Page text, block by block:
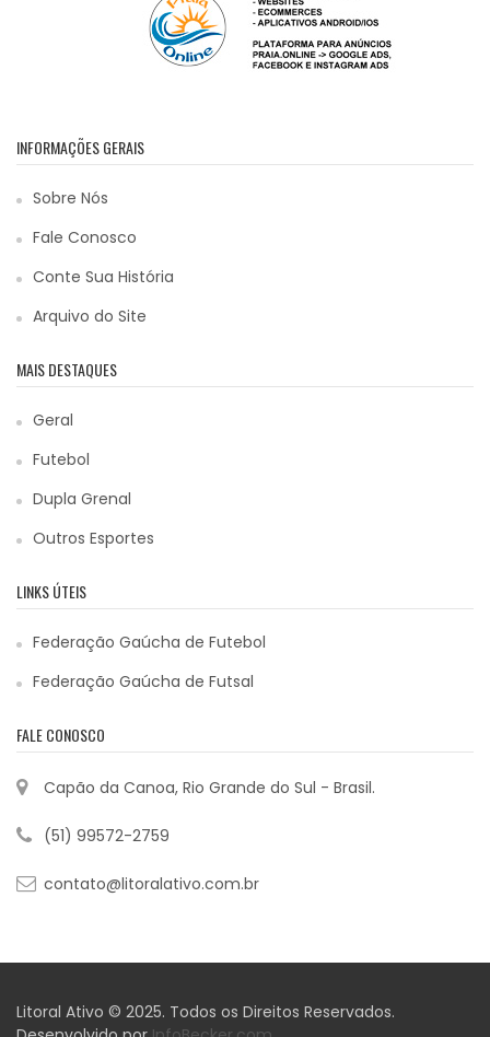
INFORMAÇÕES GERAIS
Sobre Nós
Fale Conosco
Conte Sua História
Arquivo do Site
MAIS DESTAQUES
Geral
Futebol
Dupla Grenal
Outros Esportes
LINKS ÚTEIS
Federação Gaúcha de Futebol
Federação Gaúcha de Futsal
FALE CONOSCO
Capão da Canoa, Rio Grande do Sul - Brasil.
(51) 99572-2759
contato@litoralativo.com.br
Litoral Ativo © 2025. Todos os Direitos Reservados.